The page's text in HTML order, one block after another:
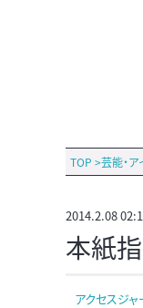
TOP >芸能・ア
2014.2.08
本紙指
アクセスジ